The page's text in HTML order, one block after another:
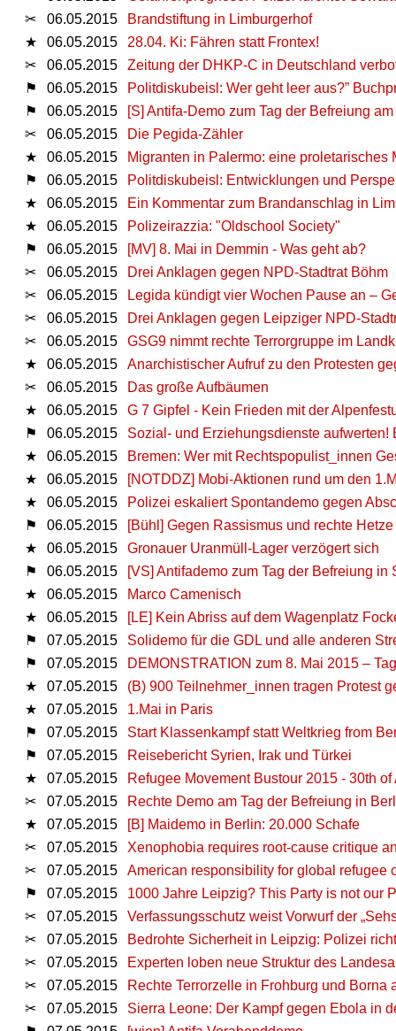
✂
06.05.2015
Brandstiftung in Limburgerhof
★
06.05.2015
28.04. Ki: Fähren statt Frontex!
✂
06.05.2015
Zeitung der DHKP-C in Deutschland
⚑
06.05.2015
Politdiskubeisl: Wer geht leer aus?”
⚑
06.05.2015
[S] Antifa-Demo zum Tag der Befreiung
✂
06.05.2015
Die Pegida-Zähler
★
06.05.2015
Migranten in Palermo: eine proletarisches
⚑
06.05.2015
Politdiskubeisl: Entwicklungen und
★
06.05.2015
Ein Kommentar zum Brandanschlag in
★
06.05.2015
Polizeirazzia: "Oldschool Society"
⚑
06.05.2015
[MV] 8. Mai in Demmin - Was geht ab?
✂
06.05.2015
Drei Anklagen gegen NPD-Stadtrat Böhm
✂
06.05.2015
Legida kündigt vier Wochen Pause an –
✂
06.05.2015
Drei Anklagen gegen Leipziger NPD-
✂
06.05.2015
GSG9 nimmt rechte Terrorgruppe im
★
06.05.2015
Anarchistischer Aufruf zu den Protesten
✂
06.05.2015
Das große Aufbäumen
★
06.05.2015
G 7 Gipfel - Kein Frieden mit der
⚑
06.05.2015
Sozial- und Erziehungsdienste aufwerten!
★
06.05.2015
Bremen: Wer mit Rechtspopulist_innen
★
06.05.2015
[NOTDDZ] Mobi-Aktionen rund um den
★
06.05.2015
Polizei eskaliert Spontandemo gegen
⚑
06.05.2015
[Bühl] Gegen Rassismus und rechte
★
06.05.2015
Gronauer Uranmüll-Lager verzögert sich
⚑
06.05.2015
[VS] Antifademo zum Tag der Befreiung in
★
06.05.2015
Marco Camenisch
★
06.05.2015
[LE] Kein Abriss auf dem Wagenplatz
⚑
07.05.2015
Solidemo für die GDL und alle anderen
⚑
07.05.2015
DEMONSTRATION zum 8. Mai 2015 –
★
07.05.2015
(B) 900 Teilnehmer_innen tragen Protest
★
07.05.2015
1.Mai in Paris
⚑
07.05.2015
Start Klassenkampf statt Weltkrieg from
⚑
07.05.2015
Reisebericht Syrien, Irak und Türkei
★
07.05.2015
Refugee Movement Bustour 2015 - 30th
✂
07.05.2015
Rechte Demo am Tag der Befreiung in
★
07.05.2015
[B] Maidemo in Berlin: 20.000 Schafe
✂
07.05.2015
Xenophobia requires root-cause critique
✂
07.05.2015
American responsibility for global refugee
⚑
07.05.2015
1000 Jahre Leipzig? This Party is not our
✂
07.05.2015
Verfassungsschutz weist Vorwurf der
✂
07.05.2015
Bedrohte Sicherheit in Leipzig: Polizei
✂
07.05.2015
Experten loben neue Struktur des
✂
07.05.2015
Rechte Terrorzelle in Frohburg und Borna
✂
07.05.2015
Sierra Leone: Der Kampf gegen Ebola in